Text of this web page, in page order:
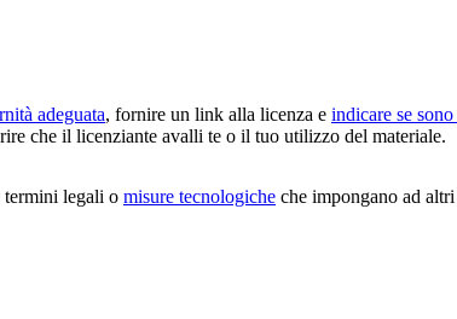
adeguata, fornire un link alla licenza e indicare se
che il licenziante avalli te o il tuo utilizzo del materiale.
legali o misure tecnologiche che impongano ad